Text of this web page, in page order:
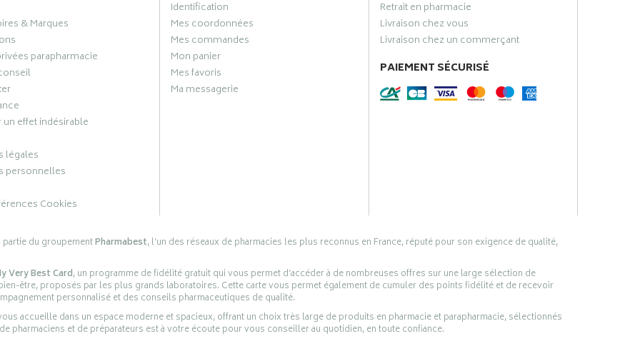
& Marques
parapharmacie
effet indésirable
légales
personnelles
Cookies
Identification
Mes coordonnées
Mes commandes
Mon panier
Mes favoris
Ma messagerie
Retrait en pharmacie
Livraison chez vous
Livraison chez un commerçant
PAIEMENT SÉCURISÉ
du groupementPharmabest, l’un des réseaux de pharmacies les plus reconnus en France, réputé pour son exigence de qualité,
Very Best Card, un programme de fidélité gratuit qui vous permet d’accéder à de nombreuses offres sur une large sélection de
être, proposés par les plus grands laboratoires. Cette carte vous permet également de cumuler des points fidélité et de recevoir
personnalisé et des conseils pharmaceutiques de qualité.
accueille dans un espace moderne et spacieux, offrant un choix très large de produits en pharmacie et parapharmacie, sélectionnés
pharmaciens et de préparateurs est à votre écoute pour vous conseiller au quotidien, en toute confiance.